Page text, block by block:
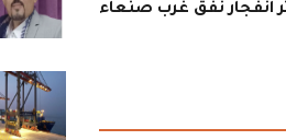
انفجار نفق غرب صنعاء